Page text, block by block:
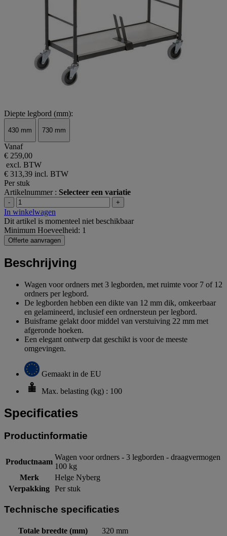
Diepte legbord (mm):
430 mm 730 mm
Vanaf
€ 259,00
excl. BTW
€ 313,39 incl. BTW
Per stuk
Artikelnummer : Selecteer een variatie
- +
In winkelwagen
Dit artikel is momenteel niet beschikbaar
Minimum Hoeveelheid: 1
Offerte aanvragen
Beschrijving
Wagen voor ordners met 3 legborden, met ruimte voor 7 of 12
ordners per legbord.
De legborden hebben een dikte van 12 mm dik, omkeerbaar
en gelamineerd, inclusief een ordnersteun per legbord.
Buisframe gelakt door middel van verstuiving 22 mm met
afgeronde hoeken.
Een elegant ontwerp dat geschikt is voor de meeste
omgevingen.
Gemaakt in de EU
Max. belasting (kg) : 100
Specificaties
Productinformatie
Productnaam
Wagen voor ordners - 3 legborden - draagvermogen
100 kg
Merk
Helge Nyberg
Verpakking Per stuk
Technische specificaties
Totale breedte (mm)
320 mm